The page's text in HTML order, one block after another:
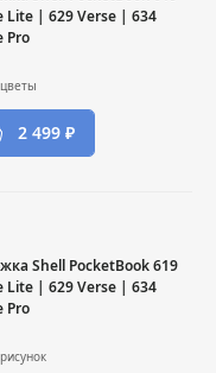
Lite | 629 Verse | 634
Pro
2 499 ₽
Shell PocketBook 619
Lite | 629 Verse | 634
Pro